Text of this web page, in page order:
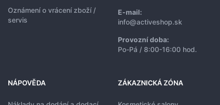
Oznámení o vrácení zboží /
servis
E-mail:
info@activeshop.sk
Provozní doba:
Po-Pá / 8:00-16:00 hod.
NÁPOVĚDA ZÁKAZNICKÁ ZÓNA